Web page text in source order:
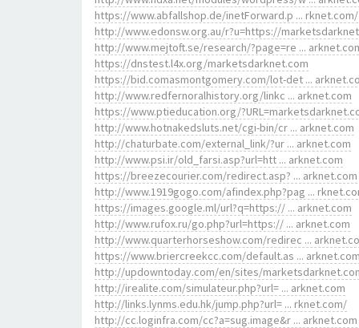
https://www.abfallshop.de/inetForward.p ... rknet.com/
http://www.edonsw.org.au/r?u=https://
http://www.mejtoft.se/research/?page=re ...
https://dnstest.l4x.org/marketsdarknet.com
https://bid.comasmontgomery.com/lot-det ...
http://www.redfernoralhistory.org/linkc ... arknet.com
https://www.ptieducation.org/
http://www.hotnakedsluts.net/cgi-bin/cr ... arknet.com
http://chaturbate.com/external_link/?ur ... arknet.com
http://www.psi.ir/old_farsi.asp?url=htt ... arknet.com
https://breezecourier.com/redirect.asp? ... arknet.com
http://www.1919gogo.com/afindex.php?pag ...
https://images.google.ml/url?q=https:// ... arknet.com
http://www.rufox.ru/go.php?url=https:// ... arknet.com
http://www.quarterhorseshow.com/redirec ...
https://www.briercreekcc.com/default.as ... arknet.com
http://updowntoday.com/en/sites/
http://irealite.com/simulateur.php?url= ... arknet.com
http://links.lynms.edu.hk/jump.php?url= ... rknet.com/
http://cc.loginfra.com/cc?a=sug.image&r ... arknet.com